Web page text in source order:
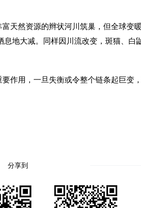
天然资源的辫状河川筑巢，但全球变
地大减。同样因川流改变，斑猫、白
作用，一旦失衡或令整个链条起巨变，
分享到